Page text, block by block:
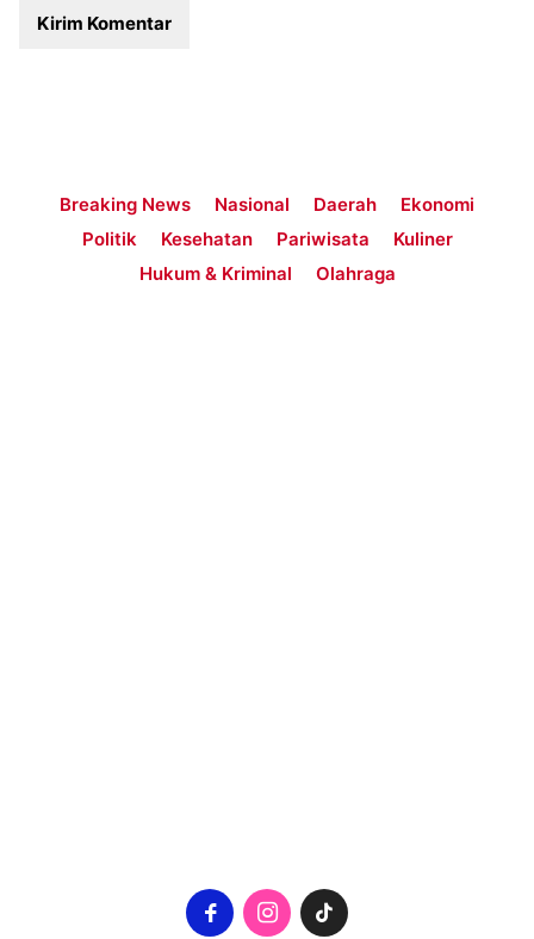
Breaking News Nasional Daerah
Ekonomi
Politik
Kesehatan Pariwisata
Kuliner
Hukum & Kriminal
Olahraga